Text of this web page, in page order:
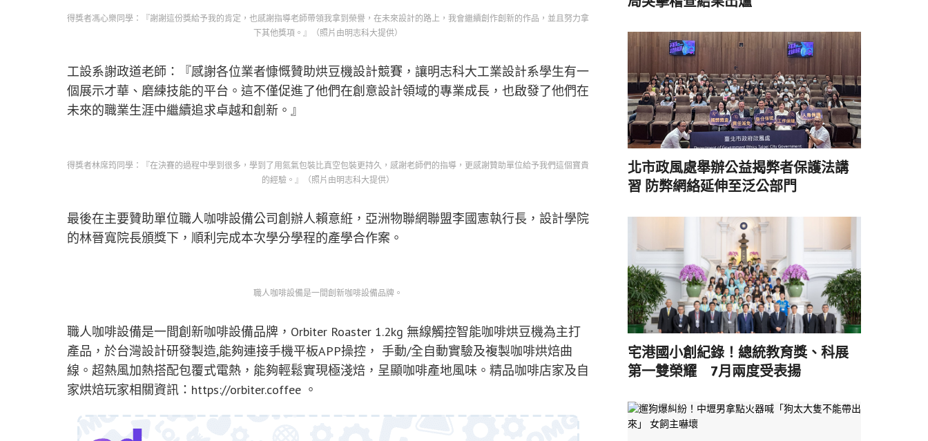
得獎者馮心樂同學：『謝謝這份獎給予我的肯定，也感謝指導老師帶領我拿到榮譽，在未來設計的路上，我會繼續創作創新的作品，並且努力拿
下其他獎項。』（照片由明志科大提供）
工設系謝政道老師：『感謝各位業者慷慨贊助烘豆機設計競賽，讓明志科大工業設計系學生有一
個展示才華、磨練技能的平台。這不僅促進了他們在創意設計領域的專業成長，也啟發了他們在
未來的職業生涯中繼續追求卓越和創新。』
得獎者林席筠同學：『在決賽的過程中學到很多，學到了用氮氣包裝比真空包裝更持久，感謝老師們的指導，更感謝贊助單位給予我們這個寶貴
的經驗。』（照片由明志科大提供）
最後在主要贊助單位職人咖啡設備公司創辦人賴意絍，亞洲物聯網聯盟李國憲執行長，設計學院
的林晉寬院長頒獎下，順利完成本次學分學程的產學合作案。
職人咖啡設備是一間創新咖啡設備品牌。
職人咖啡設備是一間創新咖啡設備品牌，Orbiter Roaster 1.2kg 無線觸控智能咖啡烘豆機為主打
產品，於台灣設計研發製造,能夠連接手機平板APP操控， 手動/全自動實驗及複製咖啡烘焙曲
線。超熱風加熱搭配包覆式電熱，能夠輕鬆實現極淺焙，呈顯咖啡產地風味。精品咖啡店家及自
家烘焙玩家相關資訊：https://orbiter.coffee 。
北市政風處舉辦公益揭弊者保護法講
習 防弊網絡延伸至泛公部門
宅港國小創紀錄！總統教育獎、科展
第一雙榮耀 7月兩度受表揚